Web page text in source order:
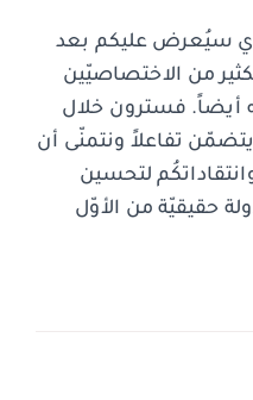
سيُعرض عليكم بعد
من الاختصاصيّين
أيضاً. فسترون خلال
تفاعلاً ونتمنّى أن
لتحسين
حقيقيّة من الأوّل